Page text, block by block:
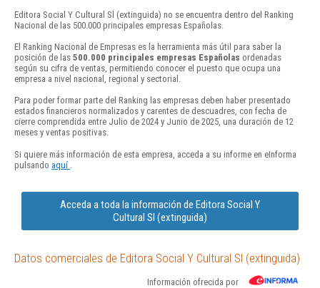
Editora Social Y Cultural Sl (extinguida) no se encuentra dentro del Ranking
Nacional de las 500.000 principales empresas Españolas.
El Ranking Nacional de Empresas es la herramienta más útil para saber la
posición de las 500.000 principales empresas Españolas ordenadas
según su cifra de ventas, permitiendo conocer el puesto que ocupa una
empresa a nivel nacional, regional y sectorial.
Para poder formar parte del Ranking las empresas deben haber presentado
estados financieros normalizados y carentes de descuadres, con fecha de
cierre comprendida entre Julio de 2024 y Junio de 2025, una duración de 12
meses y ventas positivas.
Si quiere más información de esta empresa, acceda a su informe en eInforma
pulsando aquí
Acceda a toda la información de Editora Social Y
Cultural Sl (extinguida)
Datos comerciales de Editora Social Y Cultural Sl (extinguida)
Información ofrecida por